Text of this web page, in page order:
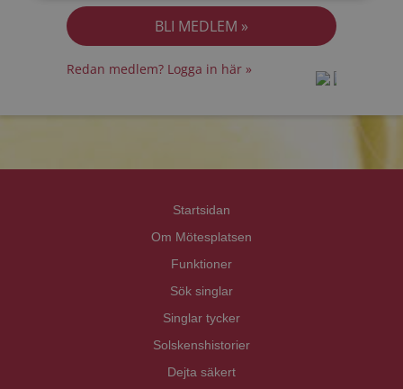
Redan medlem? Logga in här »
Startsidan
Om Mötesplatsen
Funktioner
Sök singlar
Singlar tycker
Solskenshistorier
Dejta säkert